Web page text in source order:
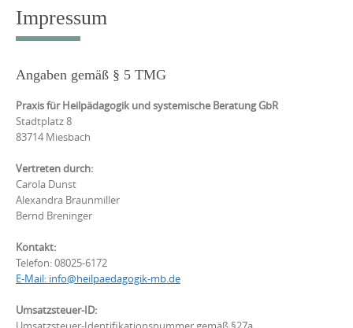
Impressum
Angaben gemäß § 5 TMG
Praxis für Heilpädagogik und systemische Beratung GbR
Stadtplatz 8
83714 Miesbach
Vertreten durch:
Carola Dunst
Alexandra Braunmiller
Bernd Breninger
Kontakt:
Telefon: 08025-6172
E-Mail: info@heilpaedagogik-mb.de
Umsatzsteuer-ID: